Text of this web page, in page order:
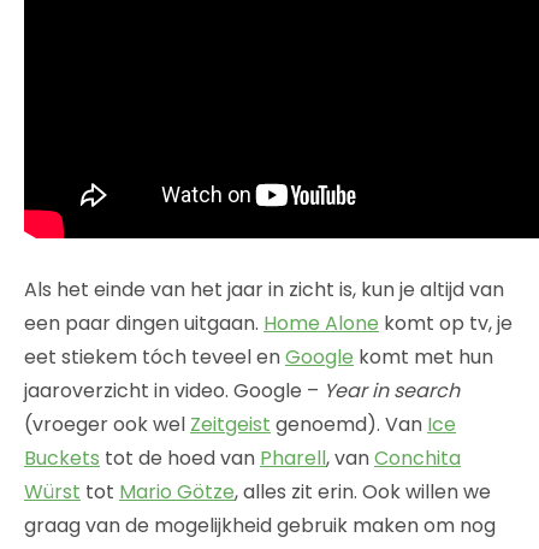
Als het einde van het jaar in zicht is, kun je altijd van
een paar dingen uitgaan. Home Alone komt op tv, je
eet stiekem tóch teveel enGoogle komt met hun
jaaroverzicht in video. Google – Year in search
(vroeger ook wel Zeitgeist genoemd). Van Ice
Buckets tot de hoed van Pharell, vanConchita
Würst tot Mario Götze, alles zit erin. Ook willen we
graag van de mogelijkheid gebruik maken om nog